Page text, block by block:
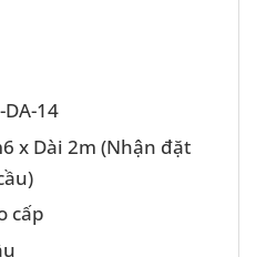
DA-14
x Dài 2m (Nhận đặt
cấp